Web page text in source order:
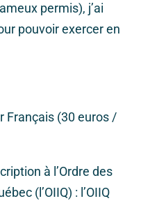
permis), j’ai
pouvoir exercer en
Français (30 euros /
à l’Ordre des
(l’OIIQ) : l’OIIQ